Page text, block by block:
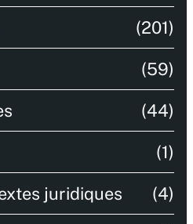
(201)
(59)
(44)
(1)
juridiques (4)